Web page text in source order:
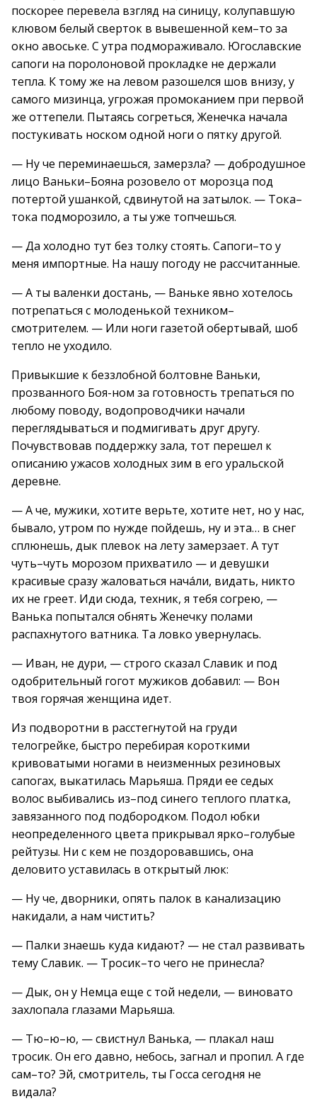
поскорее перевела взгляд на синицу, колупавшую
клювом белый сверток в вывешенной кем–то за
окно авоське. С утра подмораживало. Югославские
сапоги на поролоновой прокладке не держали
тепла. К тому же на левом разошелся шов внизу, у
самого мизинца, угрожая промоканием при первой
же оттепели. Пытаясь согреться, Женечка начала
постукивать носком одной ноги о пятку другой.
— Ну че переминаешься, замерзла? — добродушное
лицо Ваньки–Бояна розовело от морозца под
потертой ушанкой, сдвинутой на затылок. — Тока–
тока подморозило, а ты уже топчешься.
— Да холодно тут без толку стоять. Сапоги–то у
меня импортные. На нашу погоду не рассчитанные.
— А ты валенки достань, — Ваньке явно хотелось
потрепаться с молоденькой техником–
смотрителем. — Или ноги газетой обертывай, шоб
тепло не уходило.
Привыкшие к беззлобной болтовне Ваньки,
прозванного Боя-ном за готовность трепаться по
любому поводу, водопроводчики начали
переглядываться и подмигивать друг другу.
Почувствовав поддержку зала, тот перешел к
описанию ужасов холодных зим в его уральской
деревне.
— А че, мужики, хотите верьте, хотите нет, но у нас,
бывало, утром по нужде пойдешь, ну и эта… в снег
сплюнешь, дык плевок на лету замерзает. А тут
чуть–чуть морозом прихватило — и девушки
красивые сразу жаловаться начáли, видать, никто
их не греет. Иди сюда, техник, я тебя согрею, —
Ванька попытался обнять Женечку полами
распахнутого ватника. Та ловко увернулась.
— Иван, не дури, — строго сказал Славик и под
одобрительный гогот мужиков добавил: — Вон
твоя горячая женщина идет.
Из подворотни в расстегнутой на груди
телогрейке, быстро перебирая короткими
кривоватыми ногами в неизменных резиновых
сапогах, выкатилась Марьяша. Пряди ее седых
волос выбивались из–под синего теплого платка,
завязанного под подбородком. Подол юбки
неопределенного цвета прикрывал ярко–голубые
рейтузы. Ни с кем не поздоровавшись, она
деловито уставилась в открытый люк:
— Ну че, дворники, опять палок в канализацию
накидали, а нам чистить?
— Палки знаешь куда кидают? — не стал развивать
тему Славик. — Тросик–то чего не принесла?
— Дык, он у Немца еще с той недели, — виновато
захлопала глазами Марьяша.
— Тю–ю–ю, — свистнул Ванька, — плакал наш
тросик. Он его давно, небось, загнал и пропил. А где
сам–то? Эй, смотритель, ты Госса сегодня не
видала?